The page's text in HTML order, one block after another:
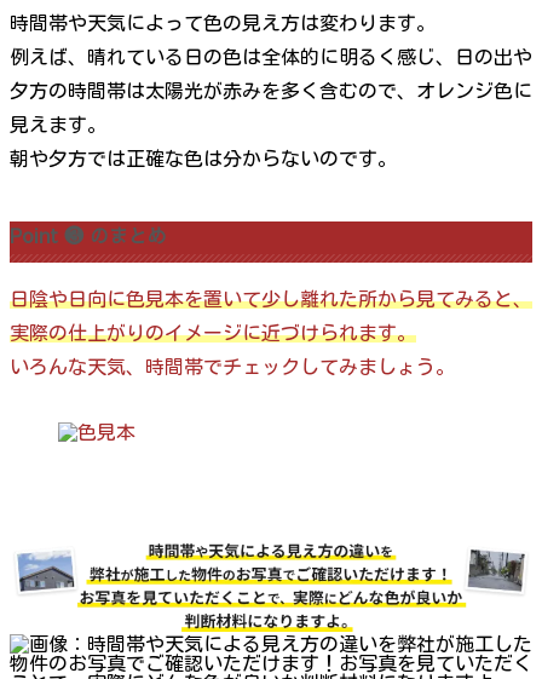
時間帯や天気によって色の見え方は変わります。
例えば、晴れている日の色は全体的に明るく感じ、日の出や
夕方の時間帯は太陽光が赤みを多く含むので、オレンジ色に
見えます。
朝や夕方では正確な色は分からないのです。
Point ❸ のまとめ
日陰や日向に色見本を置いて少し離れた所から見てみると、
実際の仕上がりのイメージに近づけられます。
いろんな天気、時間帯でチェックしてみましょう。